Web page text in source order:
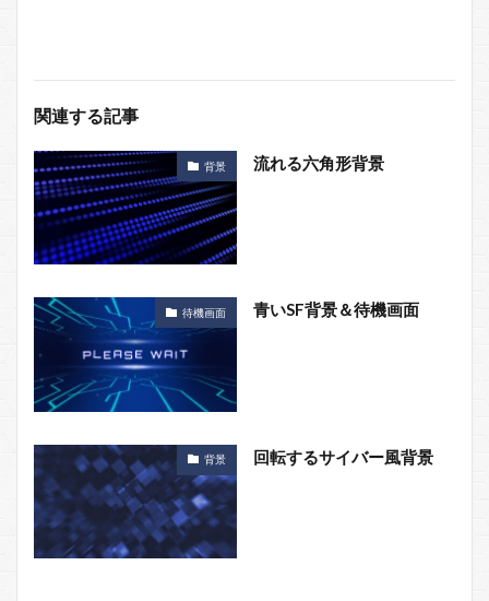
関連する記事
背景 流れる六角形背景
待機画面 青いSF背景＆待機画面
背景 回転するサイバー風背景